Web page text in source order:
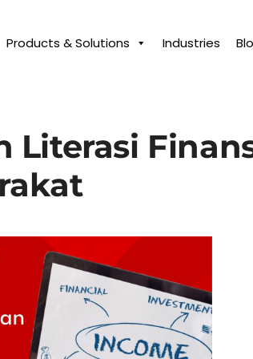
Products & Solutions Industries
Literasi